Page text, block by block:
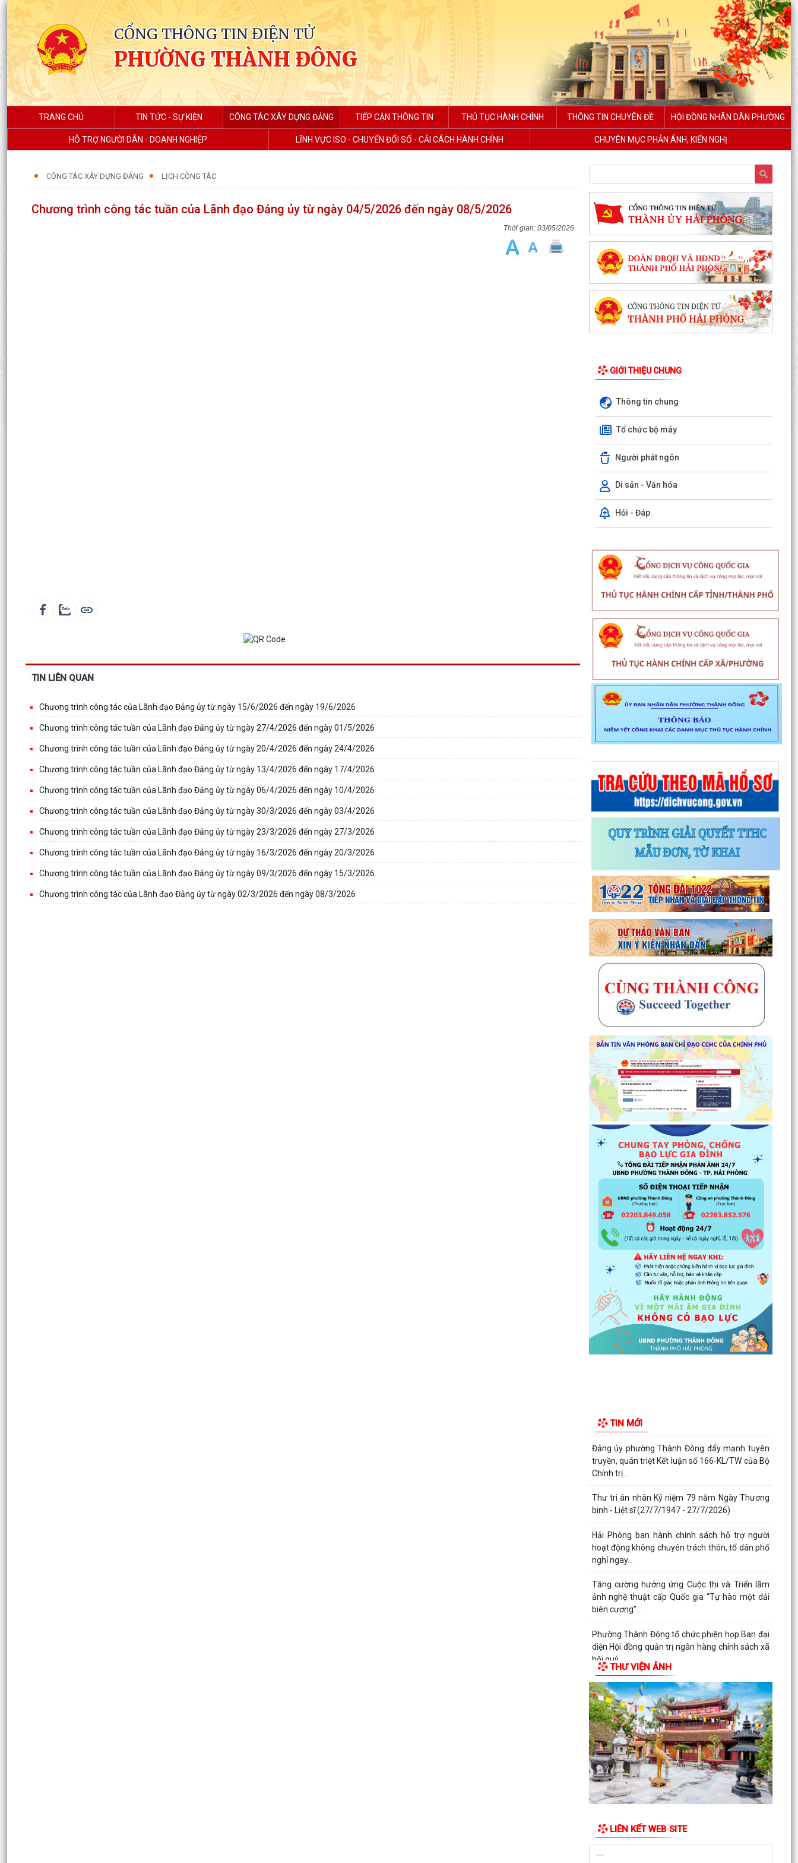
CỔNG THÔNG TIN ĐIỆN TỬ
PHƯỜNG THÀNH ĐÔNG
TRANG CHỦ TIN TỨC - SỰ KIỆN CÔNG TÁC XÂY DỰNG ĐẢNG TIẾP CẬN THÔNG TIN THỦ TỤC HÀNH CHÍNH THÔNG TIN CHUYÊN ĐỀ HỘI ĐỒNG NHÂN DÂN PHƯỜNG
HỖ TRỢ NGƯỜI DÂN - DOANH NGHIỆP LĨNH VỰC ISO - CHUYỂN ĐỔI SỐ - CẢI CÁCH HÀNH CHÍNH CHUYÊN MỤC PHẢN ÁNH, KIẾN NGHỊ
CÔNG TÁC XÂY DỰNG ĐẢNG LỊCH CÔNG TÁC
Chương trình công tác tuần của Lãnh đạo Đảng ủy từ ngày 04/5/2026 đến ngày 08/5/2026
03/05/2026
TIN LIÊN QUAN
Chương trình công tác của Lãnh đạo Đảng ủy từ ngày 15/6/2026 đến ngày 19/6/2026
Chương trình công tác tuần của Lãnh đạo Đảng ủy từ ngày 27/4/2026 đến ngày 01/5/2026
Chương trình công tác tuần của Lãnh đạo Đảng ủy từ ngày 20/4/2026 đến ngày 24/4/2026
Chương trình công tác tuần của Lãnh đạo Đảng ủy từ ngày 13/4/2026 đến ngày 17/4/2026
Chương trình công tác tuần của Lãnh đạo Đảng ủy từ ngày 06/4/2026 đến ngày 10/4/2026
Chương trình công tác tuần của Lãnh đạo Đảng ủy từ ngày 30/3/2026 đến ngày 03/4/2026
Chương trình công tác tuần của Lãnh đạo Đảng ủy từ ngày 23/3/2026 đến ngày 27/3/2026
Chương trình công tác tuần của Lãnh đạo Đảng ủy từ ngày 16/3/2026 đến ngày 20/3/2026
Chương trình công tác tuần của Lãnh đạo Đảng ủy từ ngày 09/3/2026 đến ngày 15/3/2026
Chương trình công tác của Lãnh đạo Đảng ủy từ ngày 02/3/2026 đến ngày 08/3/2026
GIỚI THIỆU CHUNG
Thông tin chung
Tổ chức bộ máy
Người phát ngôn
Di sản - Văn hóa
Hỏi - Đáp
TIN MỚI
Thông báo về chương trình thu hồi để kiểm tra,
khắc phục sự cố các dòng xe mô tô Honda
CB1000...
Kết quả Kỳ họp thứ 3 HĐND thành phố Hải
Phòng khóa XIV, nhiệm kỳ 2021 - 2026
Đẩy mạnh tuyên truyền thực hiện Chương trình
hành động của Thành ủy về xây dựng và hoàn
thiện nhà...
Tăng cường các giải pháp đấu tranh, ngăn chặn
và xử lý hành vi xâm phạm quyền sở hữu trí tuệ
trên...
Ủy ban nhân dân phường Thành Đông thông
báo về việc chấm dứt hoạt động kinh doanh tại
Chợ tạm Chi...
Đảng ủy phường Thành Đông đẩy mạnh tuyên
truyền, thực hiện Nghị quyết số 27-NQ/TW về
Phường Thành Đông tăng cương phân loại chất
thải rắn sinh hoạt tại nguồn: Hành động nhỏ, ý
nghĩa...
Phường Thành Đông tuyên truyền chương trình
tuyển chọn thực tập sinh nữ đi thực tập kỹ thuật
tại...
Phường Thành Đông tham dự Hội nghị trực
05 năm theo...
Đảng ủy phường Thành Đông đẩy mạnh tuyên
truyền, quán triệt Kết luận số 166-KL/TW của Bộ
Chính trị...
Thư tri ân nhân Kỷ niệm 79 năm Ngày Thương
binh - Liệt sĩ (27/7/1947 - 27/7/2026)
Hải Phòng ban hành chính sách hỗ trợ người
hoạt động không chuyên trách thôn, tổ dân phố
nghỉ ngay...
Tăng cường hưởng ứng Cuộc thi và Triển lãm
ảnh nghệ thuật cấp Quốc gia “Tự hào một dải
biên cương”...
Phường Thành Đông tổ chức phiên họp Ban đại
diện Hội đồng quản trị ngân hàng chính sách xã
hội quý...
Hơn 1.600 đoàn viên, người lao động trên địa
bàn phường Thành Đông tham gia bữa cơm
công đoàn
Đảng ủy phường Thành Đông tổ chức lớp bồi
dưỡng Lý luận chính trị hè năm 2026 cho đội
ngũ giáo viên
Phường Thành Đông tri ân Người có công
Ngày Thương...
Phường Thành Đông tri ân các gia đình chính
THƯ VIỆN ẢNH
LIÊN KẾT WEB SITE